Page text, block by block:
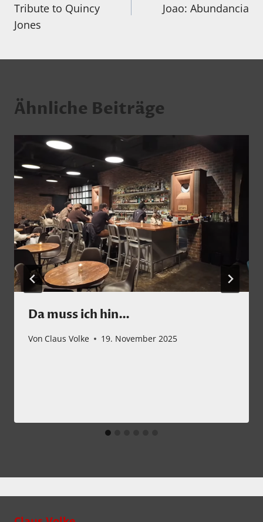
Tribute to Quincy
Jones
Joao: Abundancia
Ähnliche Beiträge
Da muss ich hin…
Von Claus Volke 19. November 2025